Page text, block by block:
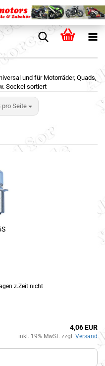
und für Motorräder, Quads,
Sockel sortiert
pro Seite
z.Zeit nicht
4,06 EUR
inkl. 19% MwSt. zzgl. Versand